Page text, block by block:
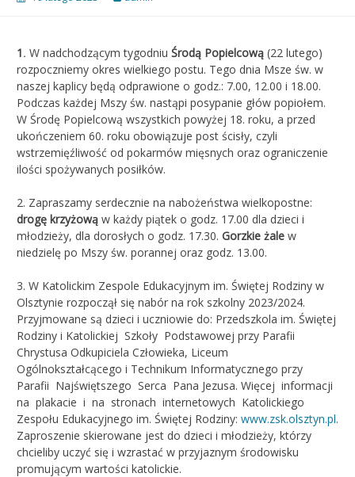
1. W nadchodzącym tygodniu Środą Popielcową (22 lutego)
rozpoczniemy okres wielkiego postu. Tego dnia Msze św. w
naszej kaplicy będą odprawione o godz.: 7.00, 12.00 i 18.00.
Podczas każdej Mszy św. nastąpi posypanie głów popiołem.
W Środę Popielcową wszystkich powyżej 18. roku, a przed
ukończeniem 60. roku obowiązuje post ścisły, czyli
wstrzemięźliwość od pokarmów mięsnych oraz ograniczenie
ilości spożywanych posiłków.
2. Zapraszamy serdecznie na nabożeństwa wielkopostne:
drogę krzyżową w każdy piątek o godz. 17.00 dla dzieci i
młodzieży, dla dorosłych o godz. 17.30. Gorzkie żale w
niedzielę po Mszy św. porannej oraz godz. 13.00.
3. W Katolickim Zespole Edukacyjnym im. Świętej Rodziny w
Olsztynie rozpoczął się nabór na rok szkolny 2023/2024.
Przyjmowane są dzieci i uczniowie do: Przedszkola im. Świętej
Rodziny i Katolickiej Szkoły Podstawowej przy Parafii
Chrystusa Odkupiciela Człowieka, Liceum
Ogólnokształcącego i Technikum Informatycznego przy
Parafii Najświętszego Serca Pana Jezusa. Więcej informacji
na plakacie i na stronach internetowych Katolickiego
Zespołu Edukacyjnego im. Świętej Rodziny: www.zsk.olsztyn.pl.
Zaproszenie skierowane jest do dzieci i młodzieży, którzy
chcieliby uczyć się i wzrastać w przyjaznym środowisku
promującym wartości katolickie.